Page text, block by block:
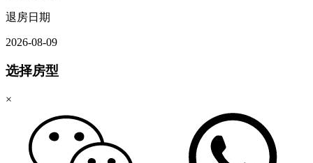
退房日期
2026-08-09
选择房型
×